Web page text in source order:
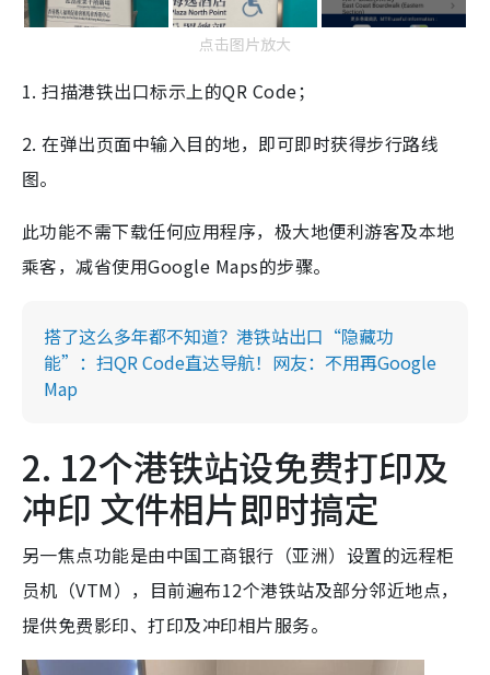
点击图片放大
1. 扫描港铁出口标示上的QR Code；
2. 在弹出页面中输入目的地，即可即时获得步行路线
图。
此功能不需下载任何应用程序，极大地便利游客及本地
乘客，减省使用Google Maps的步骤。
搭了这么多年都不知道？港铁站出口“隐藏功
能”：扫QR Code直达导航！网友：不用再Google
Map
2. 12个港铁站设免费打印及
冲印 文件相片即时搞定
另一焦点功能是由中国工商银行（亚洲）设置的远程柜
员机（VTM），目前遍布12个港铁站及部分邻近地点，
提供免费影印、打印及冲印相片服务。